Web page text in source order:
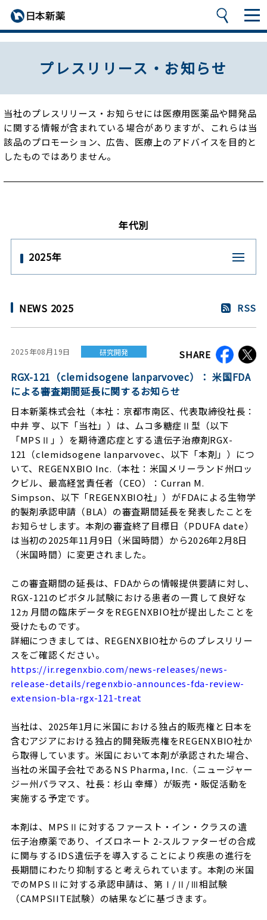
プレスリリース・お知らせ
当社のプレスリリース・お知らせには医療用医薬品や開発品
に関する情報が含まれている場合がありますが、
これらは当
該品のプロモーション、広告、医療上のアドバイスを目的と
したものではありません。
年代別
2025年
NEWS 2025 RSS
2025年08月19日 研究開発 SHARE
RGX-121（clemidsogene lanparvovec）： 米国FDA
による審査期間延長に関するお知らせ
日本新薬株式会社（本社：京都市南区、代表取締役社長：
中井 亨、以下「当社」）は、ムコ多糖症Ⅱ型（以下
「MPSⅡ」）を期待適応症とする遺伝子治療剤RGX-
121（clemidsogene lanparvovec、以下「本剤」）につ
いて、REGENXBIO Inc.（本社：米国メリーランド州ロッ
クビル、最高経営責任者（CEO）：Curran M.
Simpson、以下「REGENXBIO社」）がFDAによる生物学
的製剤承認申請（BLA）の審査期間延長を発表したことを
お知らせします。本剤の審査終了目標日（PDUFA date）
は当初の2025年11月9日（米国時間）から2026年2月8日
（米国時間）に変更されました。
この審査期間の延長は、FDAからの情報提供要請に対し、
RGX-121のピボタル試験における患者の一貫して良好な
12ヵ月間の臨床データをREGENXBIO社が提出したことを
受けたものです。
詳細につきましては、REGENXBIO社からのプレスリリー
スをご確認ください。
https://ir.regenxbio.com/news-releases/news-
release-details/regenxbio-announces-fda-review-
extension-bla-rgx-121-treat
当社は、2025年1月に米国における独占的販売権と日本を
含むアジアにおける独占的開発販売権をREGENXBIO社か
ら取得しています。米国において本剤が承認された場合、
当社の米国子会社であるNS Pharma, Inc.（ニュージャー
ジー州パラマス、社長：杉山 幸輝）が販売・販促活動を
実施する予定です。
本剤は、MPSⅡに対するファースト・イン・クラスの遺
伝子治療薬であり、イズロネート 2-スルファターゼの合成
に関与するIDS遺伝子を導入することにより疾患の進行を
長期間にわたり抑制すると考えられています。本剤の米国
でのMPSⅡに対する承認申請は、第Ⅰ/Ⅱ/Ⅲ相試験
（CAMPSIITE試験）の結果などに基づきます。